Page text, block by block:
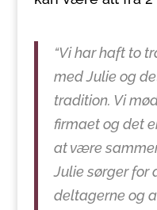
“Vi har haft to
med Julie og
tradition. Vi
firmaet og det
at være
Julie sørger for
deltagerne og